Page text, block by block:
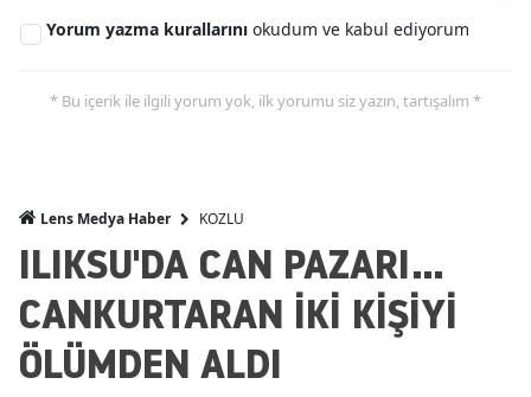
Yorum yazma kurallarını okudum ve kabul ediyorum
* Bu içerik ile ilgili yorum yok, ilk yorumu siz yazın, tartışalım *
Lens Medya Haber KOZLU
ILIKSU'DA CAN PAZARI...
CANKURTARAN İKİ KİŞİYİ
ÖLÜMDEN ALDI